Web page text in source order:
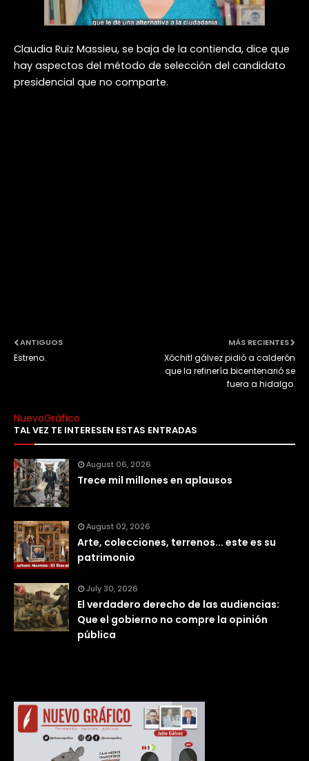
Claudia Ruiz Massieu, se baja de la contienda, dice que
hay aspectos del método de selección del candidato
presidencial que no comparte.
MÁS RECIENTES
Xóchitl gálvez pidió a calderón
que la refinería bicentenarió se
fuera a hidalgo.
ANTIGUOS
Estreno.
NuevoGráfico
TAL VEZ TE INTERESEN ESTAS ENTRADAS
August 06, 2026
Trece mil millones en aplausos
August 02, 2026
Arte, colecciones, terrenos... este es su
patrimonio
July 30, 2026
El verdadero derecho de las audiencias:
Que el gobierno no compre la opinión
pública